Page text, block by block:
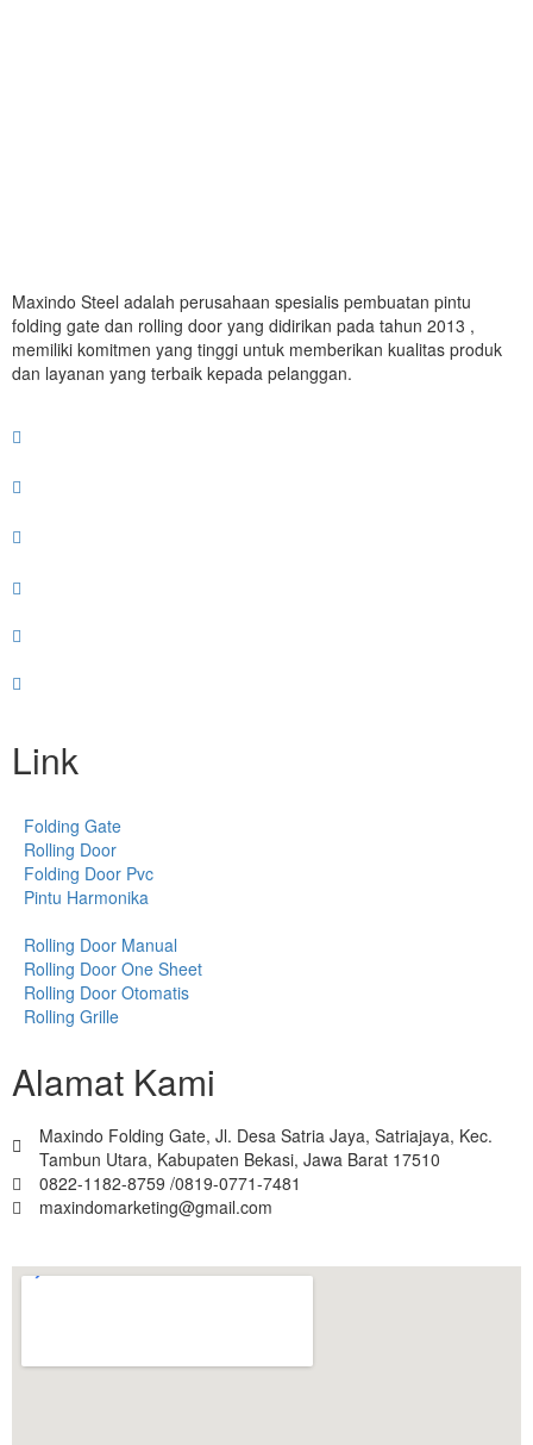
Maxindo Steel adalah perusahaan spesialis pembuatan pintu
folding gate dan rolling door yang didirikan pada tahun 2013 ,
memiliki komitmen yang tinggi untuk memberikan kualitas produk
dan layanan yang terbaik kepada pelanggan.
Link
Folding Gate
Rolling Door
Folding Door Pvc
Pintu Harmonika
Rolling Door Manual
Rolling Door One Sheet
Rolling Door Otomatis
Rolling Grille
Alamat Kami
Maxindo Folding Gate, Jl. Desa Satria Jaya, Satriajaya, Kec.
Tambun Utara, Kabupaten Bekasi, Jawa Barat 17510
0822-1182-8759 /0819-0771-7481
maxindomarketing@gmail.com